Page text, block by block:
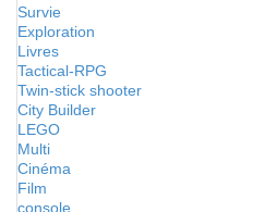
Survie
Exploration
Livres
Tactical-RPG
Twin-stick shooter
City Builder
LEGO
Multi
Cinéma
Film
console